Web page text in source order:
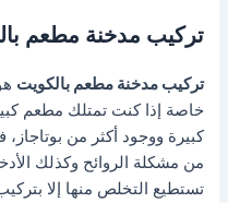
تركيب مدخنة مطعم
تركيب مدخنة مطعم بالكويت
خاصة إذا كنت تمتلك مطعم
كبيرة ووجود أكثر من
من مشكلة الروائح وكذلك
تستطيع التخلص منها إلا